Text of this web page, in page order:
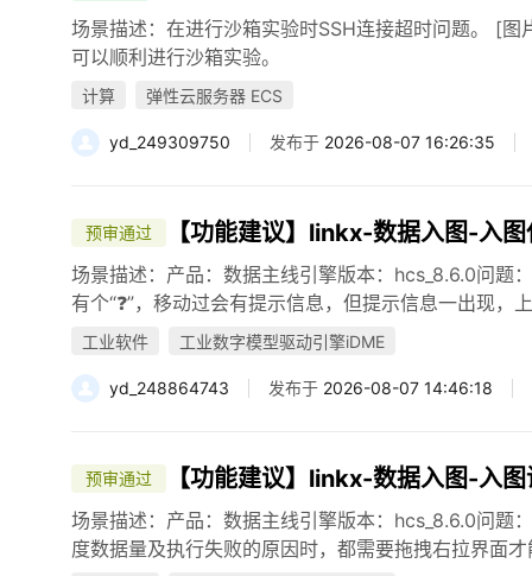
场景描述：在进行沙箱实验时SSH连接超时问题。 [
可以顺利进行沙箱实验。
计算 弹性云服务器 ECS
yd_249309750 发布于 2026-08-07 16:26:35
预审通过 【功能建议】linkx-数据入图-入
场景描述：产品：数据主线引擎版本：hcs_8.6.0问题
有个“❓”，移动过会有提示信息，但提示信息一出现
工业软件 工业数字模型驱动引擎iDME
yd_248864743 发布于 2026-08-07 14:46:18
预审通过 【功能建议】linkx-数据入图-入
场景描述：产品：数据主线引擎版本：hcs_8.6.0问题
度数据量及执行失败的原因时，都需要拖拽右拉界面